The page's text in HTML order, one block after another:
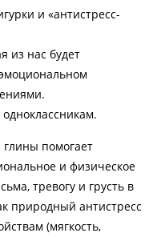
и «антистресс-
из нас будет
глины помогает
и физическое
тревогу и грусть в
природный антистресс
(мягкость,